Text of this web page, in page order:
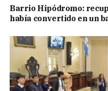
Barrio Hipódromo:
había convertido en un